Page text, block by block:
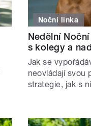
Noční linka
Nedělní
s kolegy a
Jak se
neovládají svou
strategie, jak s